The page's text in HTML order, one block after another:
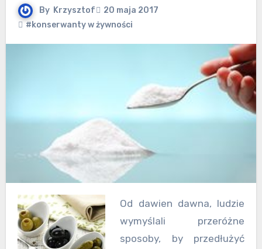
By Krzysztof
20 maja 2017
#konserwanty w żywności
Od dawien dawna, ludzie
wymyślali przeróżne
sposoby, by przedłużyć